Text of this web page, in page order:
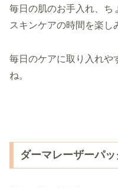
毎日の肌のお手入れ、ち
スキンケアの時間を楽し
毎日のケアに取り入れや
ね。
ダーマレーザーパ